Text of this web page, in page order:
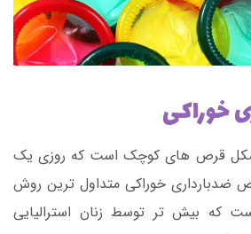
خوراکی
شکل قرص های کوچک است که روزی یک
خوراکی متداول ترین روش
که بیش تر توسط زنان استرالیایی